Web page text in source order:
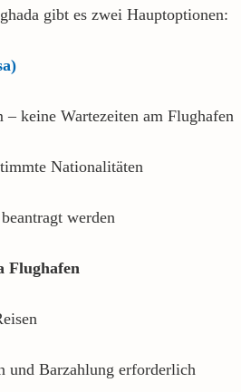
gibt es zwei Hauptoptionen:
– keine Wartezeiten am Flughafen
Nationalitäten
werden
Flughafen
und Barzahlung erforderlich